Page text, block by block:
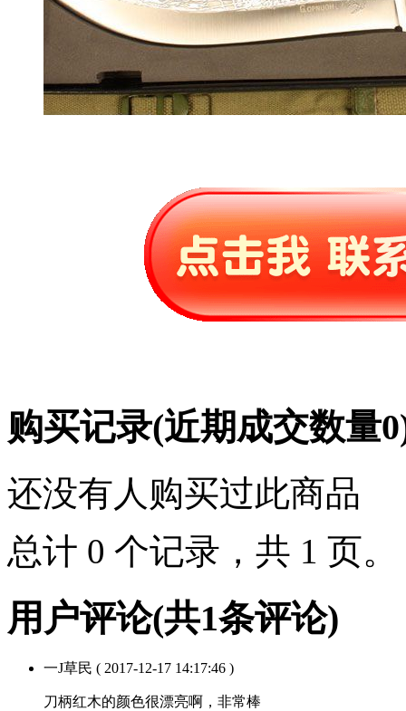
购买记录(近期成交数量0
还没有人购买过此商品
总计 0 个记录，共 1 页。
用户评论(共1条评论)
一J草民 ( 2017-12-17 14:17:46 )
刀柄红木的颜色很漂亮啊，非常棒